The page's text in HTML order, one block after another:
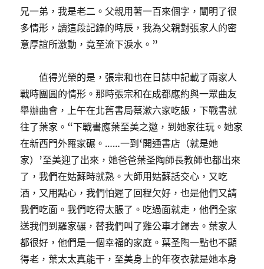
兄一弟，我是老二。父親用著一百來個字，闡明了很
多情形，讀這段記錄的時辰，我為父親對張家人的密
意厚誼所激動，竟至流下淚水。”
值得光榮的是，張宗和也在日誌中記載了兩家人
戰時團圓的情形。那時張宗和在成都應約與一眾曲友
舉辦曲會，上午在北舊書局蔡漱六家吃飯，下戰書就
往了葉家。“下戰書應葉至美之邀，到她家往玩。她家
在新西門外羅家碾。……一到‘開通書店（就是她
家）’至美迎了出來，她爸爸葉圣陶師長教師也都出來
了，我們在姑蘇時就熟。大師用姑蘇話交心，又吃
酒，又用點心，我們怕遲了回程欠好，也是他們又請
我們吃面。我們吃得太脹了。吃過面就走，他們全家
送我們到羅家碾，替我們叫了雞公車才歸去。葉家人
都很好，他們是一個幸福的家庭。葉圣陶一點也不顯
得老，葉太太真能干，至美身上的年夜衣就是她本身